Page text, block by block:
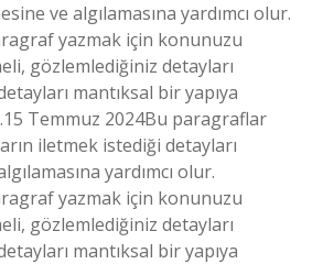
ve algılamasına yardımcı olur.
yazmak için konunuzu
gözlemlediğiniz detayları
mantıksal bir yapıya
Temmuz 2024Bu paragraflar
iletmek istediği detayları
yardımcı olur.
yazmak için konunuzu
gözlemlediğiniz detayları
mantıksal bir yapıya